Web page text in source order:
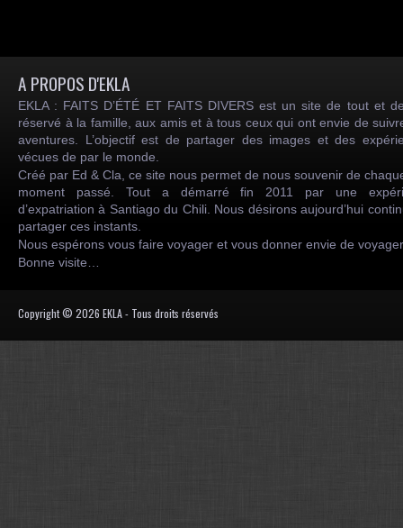
A PROPOS D'EKLA
EKLA : FAITS D’ÉTÉ ET FAITS DIVERS est un site de tout et
réservé à la famille, aux amis et à tous ceux qui ont envie de
aventures. L’objectif est de partager des images et des
vécues de par le monde.
Créé par Ed & Cla, ce site nous permet de nous souvenir de
moment passé. Tout a démarré fin 2011 par une
d’expatriation à Santiago du Chili. Nous désirons aujourd’hui
partager ces instants.
Nous espérons vous faire voyager et vous donner envie de
Bonne visite…
Copyright © 2026 EKLA - Tous droits réservés